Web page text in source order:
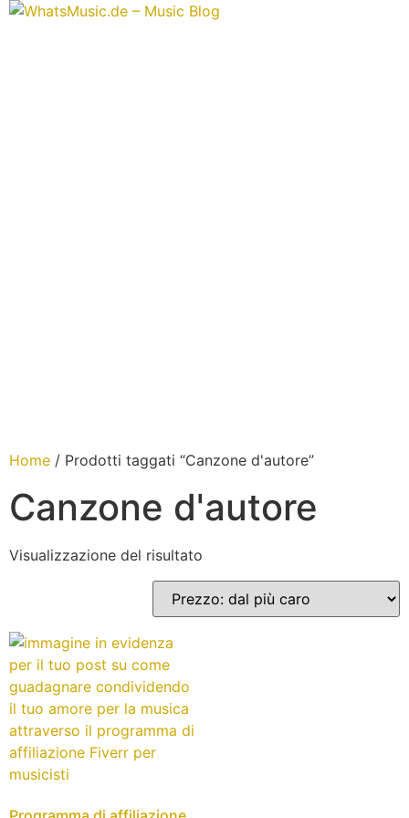
Home / Prodotti taggati “Canzone d'autore”
Canzone d'autore
Visualizzazione del risultato